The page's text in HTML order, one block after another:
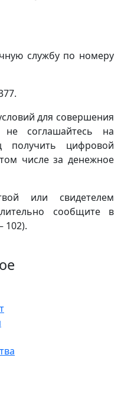
службу по номеру
для совершения
не соглашайтесь на
получить цифровой
числе за денежное
или свидетелем
сообщите в
102).